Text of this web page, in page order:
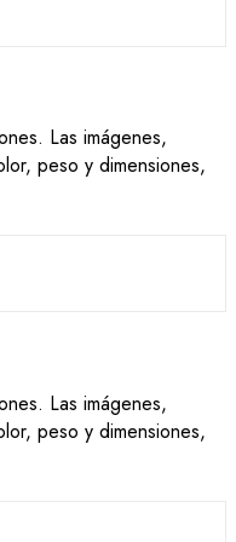
Las imágenes,
peso y dimensiones,
Las imágenes,
peso y dimensiones,